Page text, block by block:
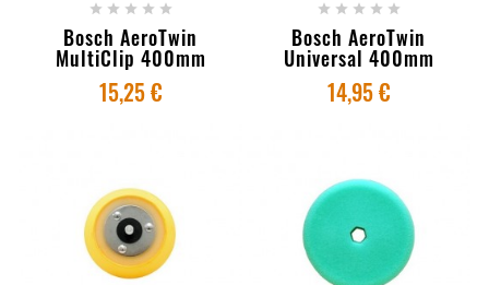
    
Bosch AeroTwin
MultiClip 400mm
15,25 €
    
Bosch AeroTwin
Universal 400mm
14,95 €